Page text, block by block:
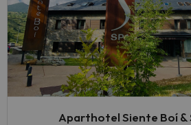
Aparthotel Siente Boí &